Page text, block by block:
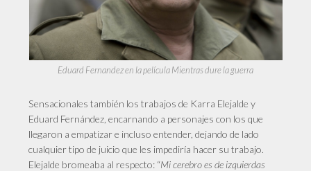
Eduard Fernandez en la película Mientras dure la guerra
Sensacionales también los trabajos de Karra Elejalde y
Eduard Fernández, encarnando a personajes con los que
llegaron a empatizar e incluso entender, dejando de lado
cualquier tipo de juicio que les impediría hacer su trabajo.
Elejalde bromeaba al respecto: “Mi cerebro es de izquierdas